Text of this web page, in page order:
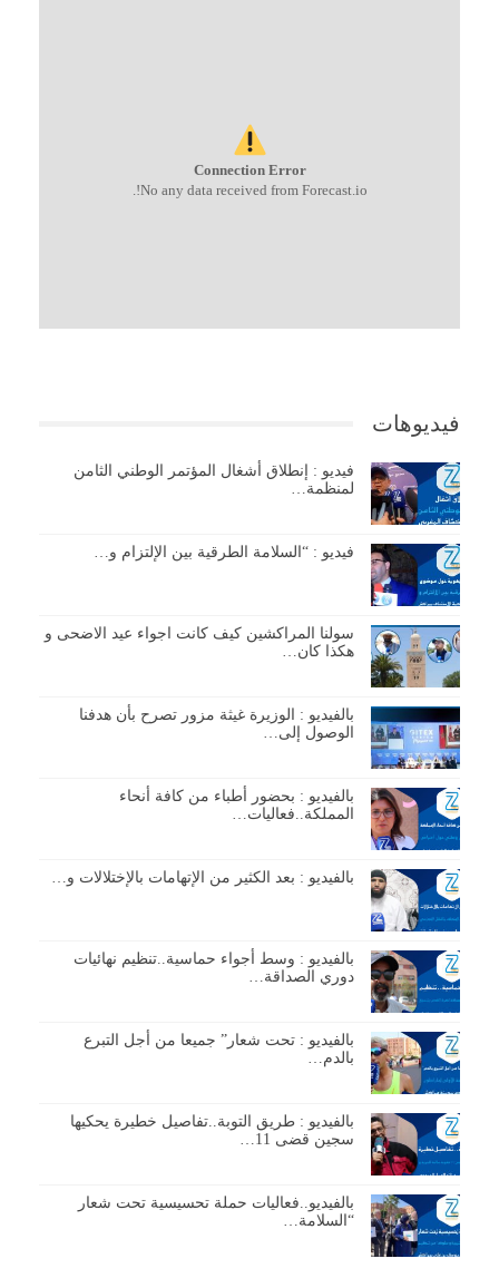
Connection Error
No any data received from Forecast.io!.
فيديوهات
فيديو : إنطلاق أشغال المؤتمر الوطني الثامن
لمنظمة…
فيديو : “السلامة الطرقية بين الإلتزام و…
سولنا المراكشين كيف كانت اجواء عيد الاضحى و
هكذا كان…
بالفيديو : الوزيرة غيثة مزور تصرح بأن هدفنا
الوصول إلى…
بالفيديو : بحضور أطباء من كافة أنحاء
المملكة..فعاليات…
بالفيديو : بعد الكثير من الإتهامات بالإختلالات و…
بالفيديو : وسط أجواء حماسية..تنظيم نهائيات
دوري الصداقة…
بالفيديو : تحت شعار” جميعا من أجل التبرع
بالدم…
بالفيديو : طريق التوبة..تفاصيل خطيرة يحكيها
سجين قضى 11…
بالفيديو..فعاليات حملة تحسيسية تحت شعار
“السلامة…